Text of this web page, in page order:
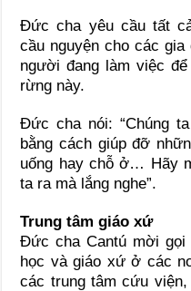
Đức cha yêu cầu tất
cầu nguyện cho các
người đang làm việc
rừng này.
Đức cha nói: “Chúng
bằng cách giúp đỡ
uống hay chỗ ở… Hãy
ta ra mà lắng nghe”.
Trung tâm giáo xứ
Đức cha Cantú mời
học và giáo xứ ở các
các trung tâm cứu